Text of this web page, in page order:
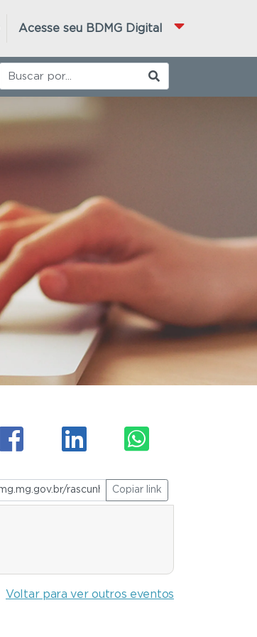
Acesse seu BDMG Digital
Copiar link
Voltar para ver outros eventos